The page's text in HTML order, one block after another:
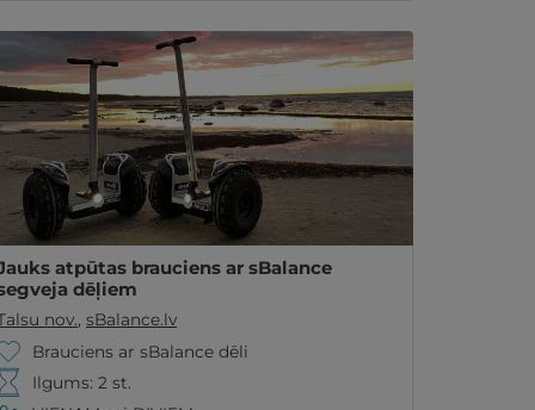
atpūtas brauciens ar sBalance
dēļiem
nov., sBalance.lv
Brauciens ar sBalance dēli
Ilgums: 2 st.